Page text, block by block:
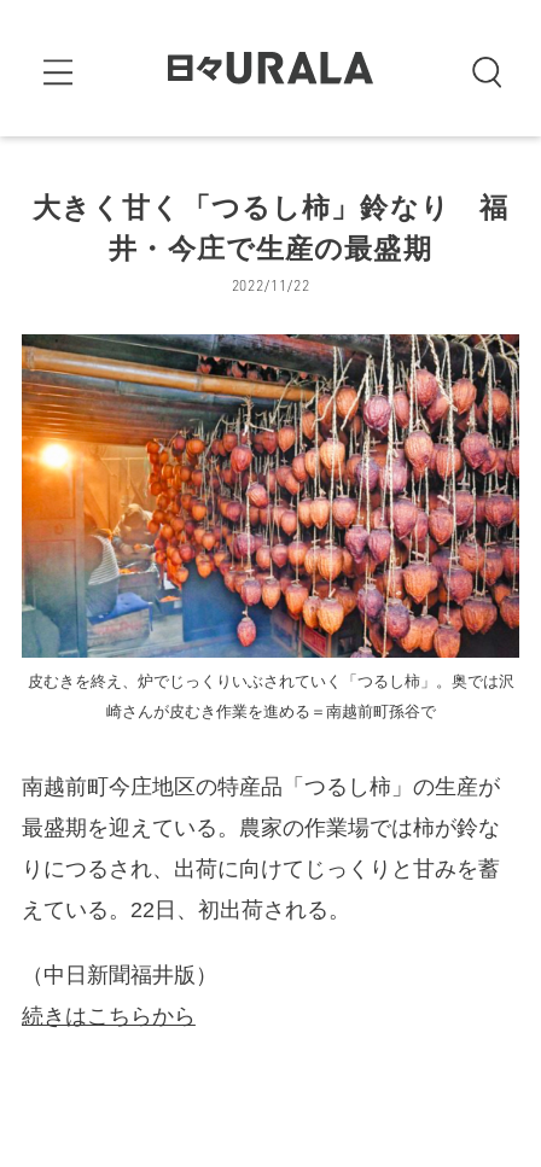
大きく甘く「つるし柿」鈴なり 福
井・今庄で生産の最盛期
2022/11/22
皮むきを終え、炉でじっくりいぶされていく「つるし柿」。奥では沢
崎さんが皮むき作業を進める＝南越前町孫谷で
南越前町今庄地区の特産品「つるし柿」の生産が
最盛期を迎えている。農家の作業場では柿が鈴な
りにつるされ、出荷に向けてじっくりと甘みを蓄
えている。22日、初出荷される。
（中日新聞福井版）
続きはこちらから